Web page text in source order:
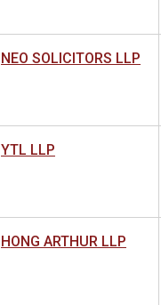
NEO SOLICITORS LLP
YTL LLP
HONG ARTHUR LLP